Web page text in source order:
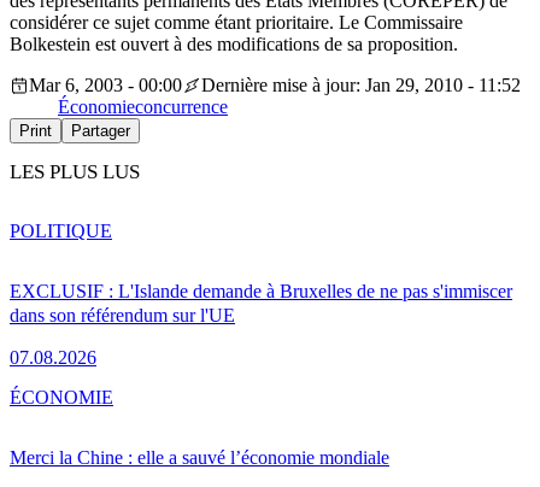
considérer ce sujet comme étant prioritaire. Le Commissaire
Bolkestein est ouvert à des modifications de sa proposition.
Mar 6, 2003 - 00:00
Dernière mise à jour: Jan 29, 2010 - 11:52
Économieconcurrence
Print Partager
LES PLUS LUS
EXCLUSIF : L'Islande demande à Bruxelles de ne pas s'immiscer
dans son référendum sur l'UE
07.08.2026
POLITIQUE
Merci la Chine : elle a sauvé l’économie mondiale
ÉCONOMIE